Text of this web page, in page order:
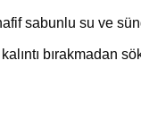
sabunlu su ve
bırakmadan